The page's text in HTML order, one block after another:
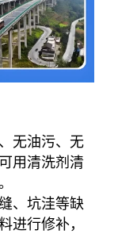
无油污、无
用清洗剂清
、坑洼等缺
进行修补，